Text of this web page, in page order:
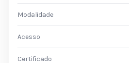
Modalidade
Acesso
Certificado